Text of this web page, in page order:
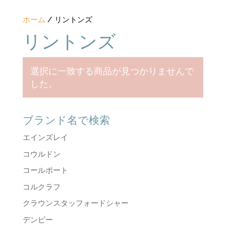
ホーム / リントンズ
リントンズ
選択に一致する商品が見つかりませんで
した。
ブランド名で検索
エインズレイ
コウルドン
コールポート
コルクラフ
クラウンスタッフォードシャー
デンビー